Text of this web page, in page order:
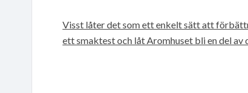
Visst låter det som ett enkelt sätt att
ett smaktest och låt Aromhuset bli en del